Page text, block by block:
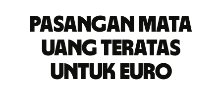
Pasangan mata
uang teratas
untuk euro